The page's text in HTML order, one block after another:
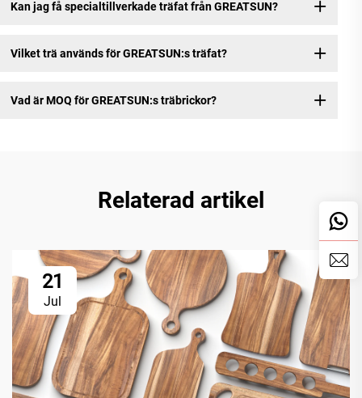
Kan jag få specialtillverkade träfat från GREATSUN?
Vilket trä används för GREATSUN:s träfat?
Vad är MOQ för GREATSUN:s träbrickor?
Relaterad artikel
21
Jul